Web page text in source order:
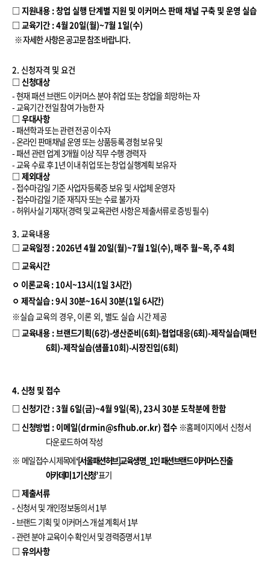
□ 지원내용 :창업 실행 단계별 지원 및 이커머스 판매 채널 구축 및 운영 실습
□ 교육기간 : 4월20일(월)~7월 1일(수)
※ 자세한 사항은 공고문 참조 바랍니다.
2. 신청자격 및 요건
□ 신청대상
-현재 패션 브랜드 이커머스 분야 취업 또는 창업을 희망하는 자
- 교육기간 전일 참여 가능한 자
□ 우대사항
-패션학과 또는 관련 전공 이수자
-온라인 판매채널 운영 또는 상품등록 경험 보유 및
-패션 관련 업계 3개월 이상 직무 수행 경력자
- 교육 수료 후1년 이내 취업 또는 창업 실행계획 보유자
□ 제외대상
- 접수마감일 기준 사업자등록증 보유 및 사업체 운영자
- 접수마감일 기준 재직자 또는 수료 불가자
-허위사실 기재자(경력 및 교육관련 사항은 제출서류로 증빙 필수)
3. 교육내용
□ 교육일정 : 2026년4월 20일(월)~7월 1일(수),매주 월~목,주4회
□ 교육시간
ㅇ 이론교육: 10시~13시(1일 3시간)
ㅇ 제작실습: 9시 30분~16시 30분(1일 6시간)
※실습 교육의 경우, 이론 외, 별도 실습 시간 제공
□ 교육내용 : 브랜드기획(6강)-생산준비(6회)-협업대응(6회)-제작실습(패턴
6회)-제작실습(샘플10회)-시장진입(6회)
4. 신청 및 접수
□ 신청기간 :3월 6일(금)~4월 9일(목), 23시 30분 도착분에 한함
□ 신청방법 : 이메일(drmin@sfhub.or.kr) 접수 ※홈페이지에서 신청서
다운로드하여 작성
※ 메일 접수 시 제목에‘[서울패션허브]교육생명_1인 패션브랜드 이커머스 진출
아카데미1기 신청’표기
□ 제출서류
- 신청서 및 개인정보동의서1부
-브랜드 기획 및 이커머스 개설 계획서 1부
-관련 분야 교육이수 확인서 및 경력증명서1부
□ 유의사항